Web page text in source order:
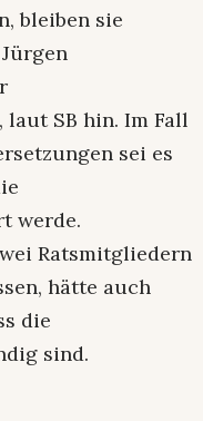
bleiben sie
SB hin. Im Fall
sei es
werde.
Ratsmitgliedern
hätte auch
die
sind.